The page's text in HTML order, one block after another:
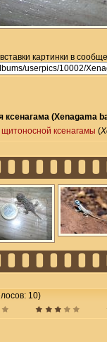
картинки в
ксенагама (Xenagama
щитоносной ксенагамы (
10)